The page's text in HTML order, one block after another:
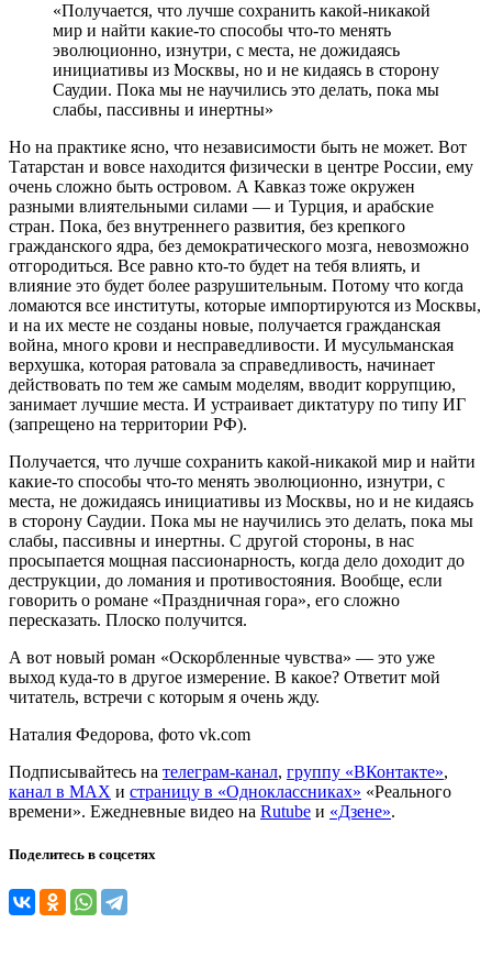
«Получается, что лучше сохранить какой-никакой
мир и найти какие-то способы что-то менять
эволюционно, изнутри, с места, не дожидаясь
инициативы из Москвы, но и не кидаясь в сторону
Саудии. Пока мы не научились это делать, пока мы
слабы, пассивны и инертны»
Но на практике ясно, что независимости быть не может. Вот
Татарстан и вовсе находится физически в центре России, ему
очень сложно быть островом. А Кавказ тоже окружен
разными влиятельными силами — и Турция, и арабские
стран. Пока, без внутреннего развития, без крепкого
гражданского ядра, без демократического мозга, невозможно
отгородиться. Все равно кто-то будет на тебя влиять, и
влияние это будет более разрушительным. Потому что когда
ломаются все институты, которые импортируются из Москвы,
и на их месте не созданы новые, получается гражданская
война, много крови и несправедливости. И мусульманская
верхушка, которая ратовала за справедливость, начинает
действовать по тем же самым моделям, вводит коррупцию,
занимает лучшие места. И устраивает диктатуру по типу ИГ
(запрещено на территории РФ).
Получается, что лучше сохранить какой-никакой мир и найти
какие-то способы что-то менять эволюционно, изнутри, с
места, не дожидаясь инициативы из Москвы, но и не кидаясь
в сторону Саудии. Пока мы не научились это делать, пока мы
слабы, пассивны и инертны. С другой стороны, в нас
просыпается мощная пассионарность, когда дело доходит до
деструкции, до ломания и противостояния. Вообще, если
говорить о романе «Праздничная гора», его сложно
пересказать. Плоско получится.
А вот новый роман «Оскорбленные чувства» — это уже
выход куда-то в другое измерение. В какое? Ответит мой
читатель, встречи с которым я очень жду.
Наталия Федорова, фото vk.com
Подписывайтесь на телеграм-канал, группу «ВКонтакте»,
канал в MAX и страницу в «Одноклассниках» «Реального
времени». Ежедневные видео на Rutube и «Дзене».
Поделитесь в соцсетях